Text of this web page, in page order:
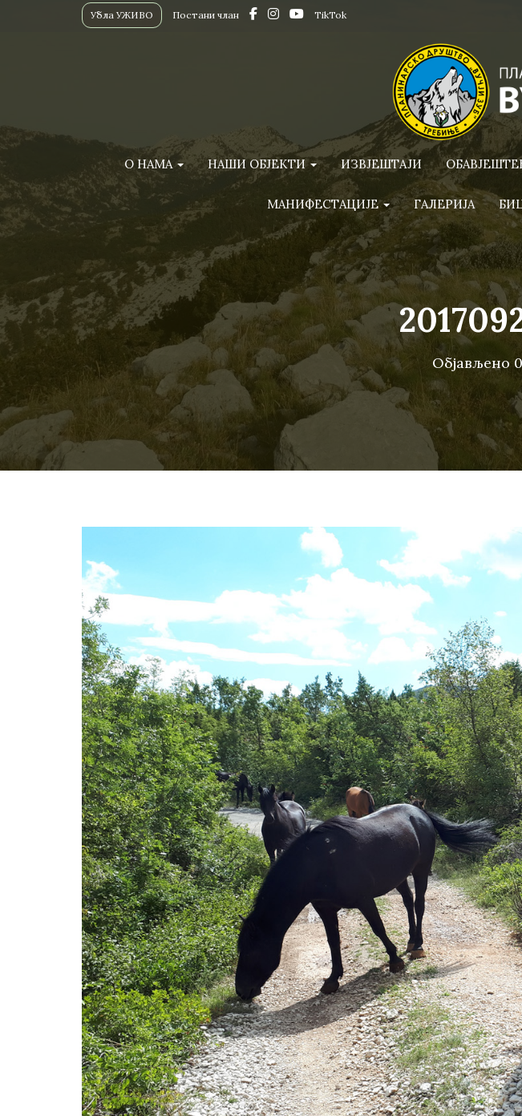
Убла УЖИВО Постани члан TikTok
О НАМА НАШИ ОБЈЕКТИ ИЗВЈЕШТАЈИ
МАНИФЕСТАЦИЈЕ ГАЛЕРИЈА
Објављено